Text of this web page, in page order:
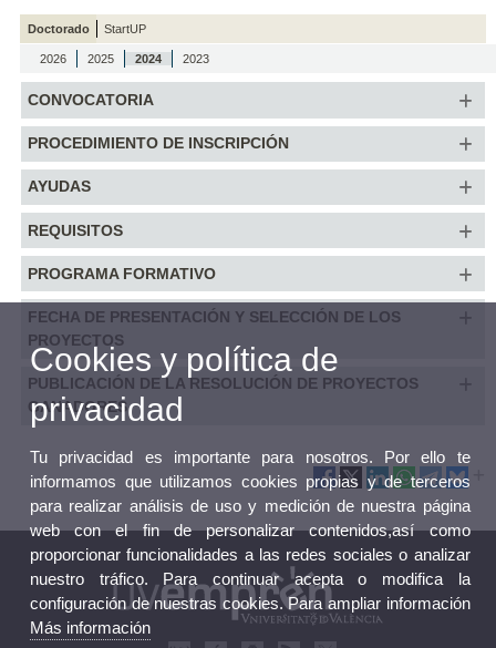
Doctorado StartUP
2026 2025 2024 2023
CONVOCATORIA
PROCEDIMIENTO DE INSCRIPCIÓN
AYUDAS
REQUISITOS
PROGRAMA FORMATIVO
FECHA DE PRESENTACIÓN Y SELECCIÓN DE LOS
PROYECTOS
PUBLICACIÓN DE LA RESOLUCIÓN DE PROYECTOS
GANADORES
Cookies y política de
privacidad
Tu privacidad es importante para nosotros. Por ello te
informamos que utilizamos cookies propias y de terceros
para realizar análisis de uso y medición de nuestra página
web con el fin de personalizar contenidos,así como
proporcionar funcionalidades a las redes sociales o analizar
nuestro tráfico. Para continuar acepta o modifica la
configuración de nuestras cookies. Para ampliar información
Más información